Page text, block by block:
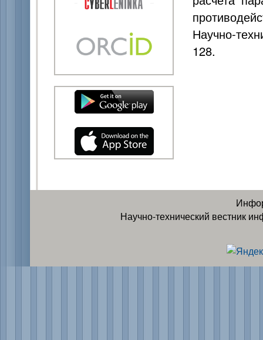
Научно-
128.
Научно-технический вестник